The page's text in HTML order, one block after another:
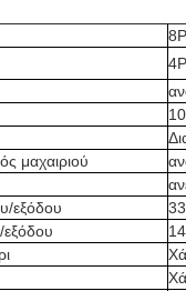
μαχαιριού
εξόδου